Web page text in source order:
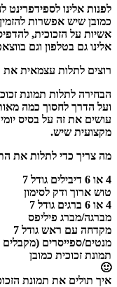
לפנות אלינו לספידפרינט
כמובן שיש אפשרות
אשיות על הזכוכית,
אלינו גם בטלפון וגם
רוצים לתלות עצמאית את
הבחירה לתלות תמונת
ועל הדרך לחסוך כמה
עושים את זה על בסיס
מקצועית שיש.
מה צריך כדי לתלות את
4 או 6 דיבילים גודל 7
טוש ארוך ודק לסימון
4 או 6 ברגים גודל 7
מברגה/מברג פיליפס
מקדחה עם ראש גודל 7
מנטים/ספייסרים
תמונת זכוכית כמובן
🙂
איך תולים את תמונת